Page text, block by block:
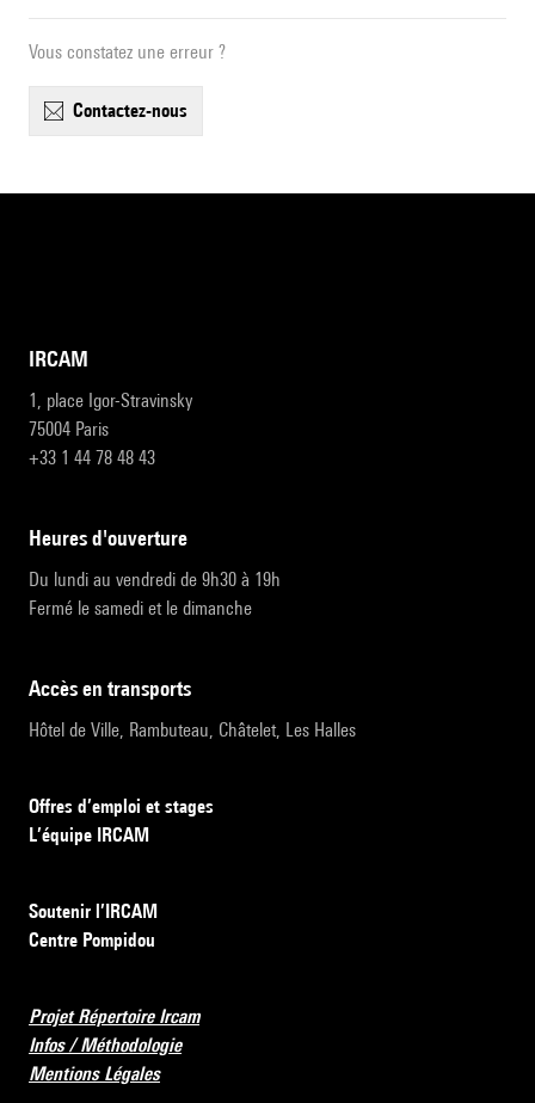
Vous constatez une erreur ?
contactez-nous
IRCAM
1, place Igor-Stravinsky
75004 Paris
+33 1 44 78 48 43
heures d'ouverture
Du lundi au vendredi de 9h30 à 19h
Fermé le samedi et le dimanche
accès en transports
Hôtel de Ville, Rambuteau, Châtelet, Les Halles
Offres d’emploi et stages
L’équipe IRCAM
Soutenir l’IRCAM
Centre Pompidou
Projet Répertoire Ircam
Infos / Méthodologie
Mentions Légales